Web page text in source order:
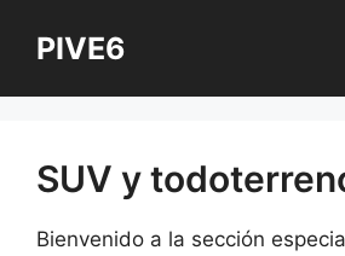
PIVE6
SUV y
Bienvenido a la sección